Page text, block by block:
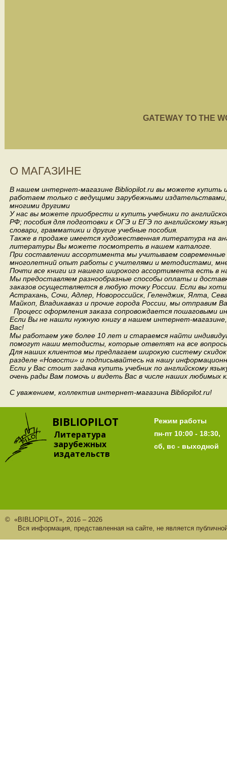
GATEWAY TO THE
О МАГАЗИНЕ
В нашем интернет-магазине Bibliopilot.ru вы можете купить
работаем только с ведущими зарубежными издательствами,
многими другими
У нас вы можете приобрести и купить учебники по
РФ; пособия для подготовки к ОГЭ и ЕГЭ по английскому
словари, грамматики и другие учебные пособия.
Также в продаже имеется художественная литература на
литературы Вы можете посмотреть в нашем каталоге.
При составлении ассортимента мы учитываем
многолетний опыт работы с учителями и методистами,
Почти все книги из нашего широкого ассортимента есть в
Мы предоставляем разнообразные способы оплаты и
заказов осуществляется в любую точку России. Если вы
Астрахань, Сочи, Адлер, Новороссийск, Геленджик, Ялта,
Майкоп, Владикавказ и прочие города России, мы отправим
Процесс оформления заказа сопровождается пошаговыми
Если Вы не нашли нужную книгу в нашем интернет-
Вас!
Мы работаем уже более 10 лет и стараемся найти
помогут наши методисты, которые ответят на все
Для наших клиентов мы предлагаем широкую систему
разделе «Новости» и подписывайтесь на нашу
Если у Вас стоит задача купить учебник по английскому
очень рады Вам помочь и видеть Вас в числе наших любимых
С уважением, коллектив интернет-магазина Bibliopilot.ru!
BIBLIOPILOT
Литература
зарубежных
издательств
Режим работы
пн-пт 10:00 - 18:30,
сб, вс - выходной
© «BIBLIOPILOT», 2016 – 2026
Вся информация, представленная на сайте, не является